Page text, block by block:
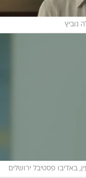
נוביץ
באדיבו פסטיבל ירושלים